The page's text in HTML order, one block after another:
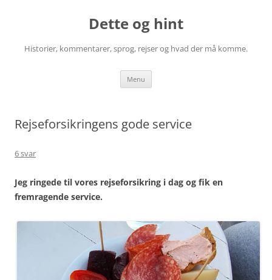
Dette og hint
Historier, kommentarer, sprog, rejser og hvad der må komme.
Menu
Rejseforsikringens gode service
6 svar
Jeg ringede til vores rejseforsikring i dag og fik en
fremragende service.